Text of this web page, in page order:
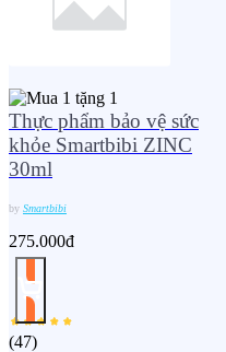
Thực phẩm bảo vệ sức
khỏe Smartbibi ZINC
30ml
by Smartbibi
275.000đ
(47)